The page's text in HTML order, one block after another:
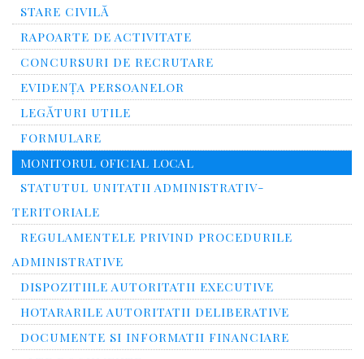
STARE CIVILĂ
RAPOARTE DE ACTIVITATE
CONCURSURI DE RECRUTARE
EVIDENȚA PERSOANELOR
LEGĂTURI UTILE
FORMULARE
MONITORUL OFICIAL LOCAL
STATUTUL UNITATII ADMINISTRATIV-
TERITORIALE
REGULAMENTELE PRIVIND PROCEDURILE
ADMINISTRATIVE
DISPOZITIILE AUTORITATII EXECUTIVE
HOTARARILE AUTORITATII DELIBERATIVE
DOCUMENTE SI INFORMATII FINANCIARE